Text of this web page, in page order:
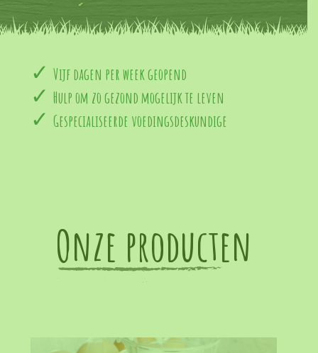
Vijf dagen per week geopend
Hulp om zo gezond mogelijk te leven
Gespecialiseerde voedingsdeskundige
Onze producten